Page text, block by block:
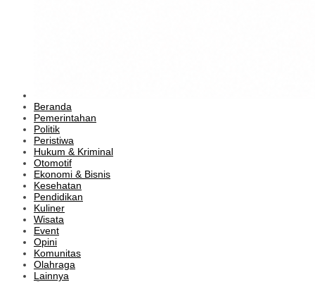
Beranda
Pemerintahan
Politik
Peristiwa
Hukum & Kriminal
Otomotif
Ekonomi & Bisnis
Kesehatan
Pendidikan
Kuliner
Wisata
Event
Opini
Komunitas
Olahraga
Lainnya